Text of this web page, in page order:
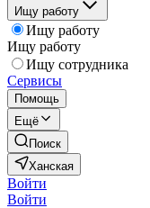
Ищу работу
Ищу работу
Ищу работу
Ищу сотрудника
Сервисы
Помощь
Ещё
Поиск
Ханская
Войти
Войти